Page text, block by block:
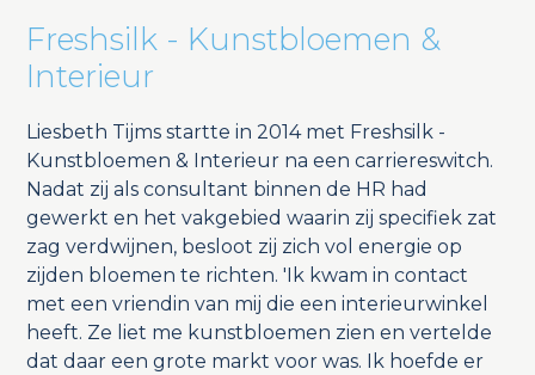
Freshsilk - Kunstbloemen &
Interieur
Liesbeth Tijms startte in 2014 met Freshsilk -
Kunstbloemen & Interieur na een carriereswitch.
Nadat zij als consultant binnen de HR had
gewerkt en het vakgebied waarin zij specifiek zat
zag verdwijnen, besloot zij zich vol energie op
zijden bloemen te richten. 'Ik kwam in contact
met een vriendin van mij die een interieurwinkel
heeft. Ze liet me kunstbloemen zien en vertelde
dat daar een grote markt voor was. Ik hoefde er